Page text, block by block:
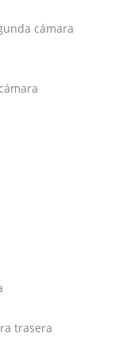
cámara
trasera